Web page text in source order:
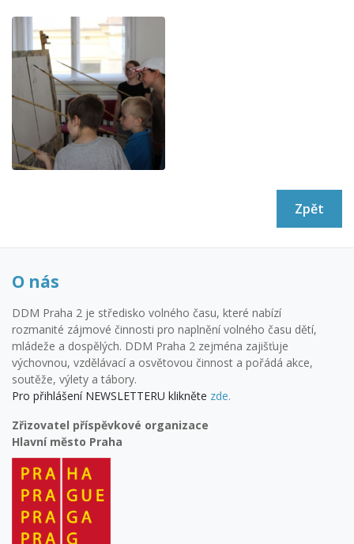
Zpět
O nás
DDM Praha 2 je středisko volného času, které nabízí
rozmanité zájmové činnosti pro naplnění volného času dětí,
mládeže a dospělých. DDM Praha 2 zejména zajišťuje
výchovnou, vzdělávací a osvětovou činnost a pořádá akce,
soutěže, výlety a tábory.
Pro přihlášení NEWSLETTERU klikněte zde.
Zřizovatel příspěvkové organizace
Hlavní město Praha